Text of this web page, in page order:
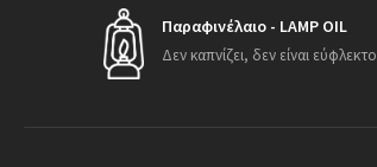
Παραφινέλαιο - LAMP OIL
Δεν καπνίζει, δεν είναι εύφλεκτο